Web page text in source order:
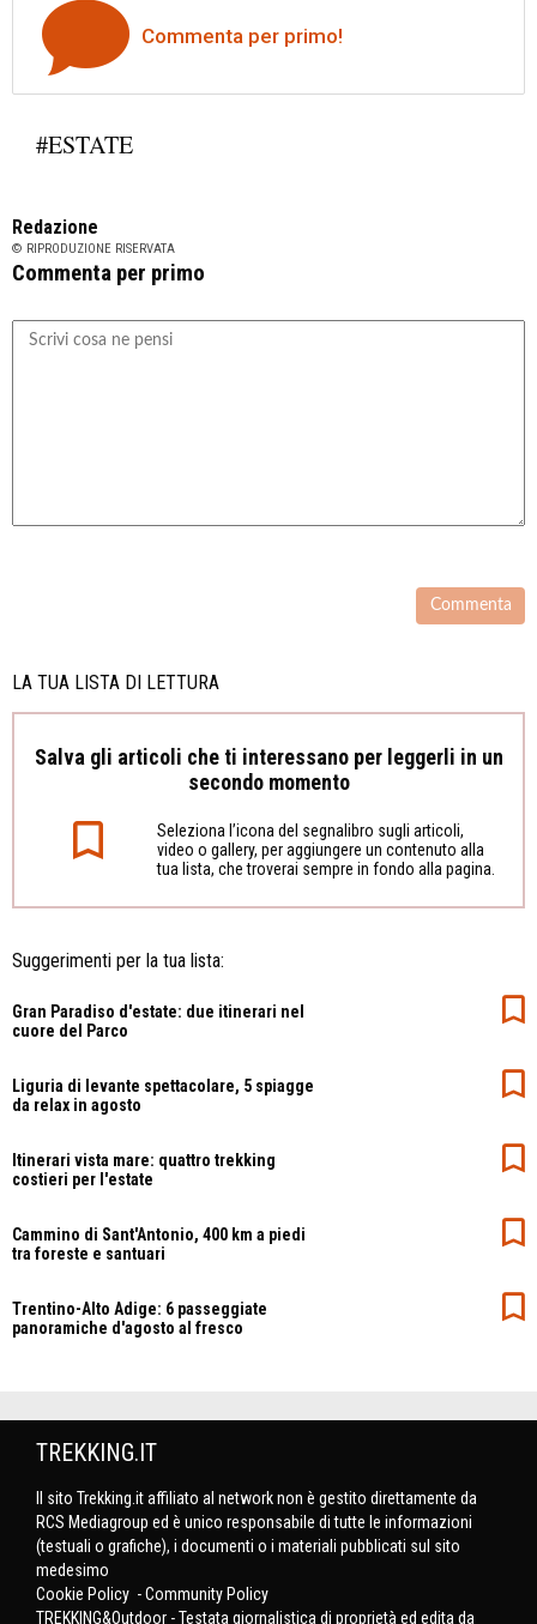
Commenta per primo!
#ESTATE
Redazione
© RIPRODUZIONE RISERVATA
Commenta per primo
LA TUA LISTA DI LETTURA
Salva gli articoli che ti interessano per leggerli in un
secondo momento
Seleziona l’icona del segnalibro sugli articoli,
video o gallery, per aggiungere un contenuto alla
tua lista, che troverai sempre in fondo alla pagina.
Suggerimenti per la tua lista:
Gran Paradiso d'estate: due itinerari nel
cuore del Parco
Liguria di levante spettacolare, 5 spiagge
da relax in agosto
Itinerari vista mare: quattro trekking
costieri per l'estate
Cammino di Sant'Antonio, 400 km a piedi
tra foreste e santuari
Trentino-Alto Adige: 6 passeggiate
panoramiche d'agosto al fresco
TREKKING.IT
Il sito Trekking.it affiliato al network non è gestito direttamente da
RCS Mediagroup ed è unico responsabile di tutte le informazioni
(testuali o grafiche), i documenti o i materiali pubblicati sul sito
medesimo
Cookie Policy -Community Policy
TREKKING&Outdoor - Testata giornalistica di proprietà ed edita da